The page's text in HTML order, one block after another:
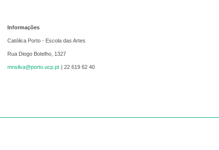
Informações
Católica Porto - Escola das Artes
Rua Diogo Botelho, 1327
mnsilva@porto.ucp.pt | 22 619 62 40